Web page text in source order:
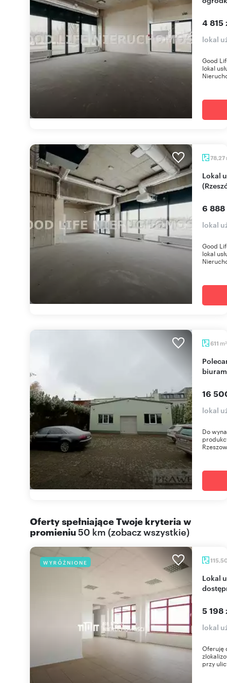
4 815
lokal
Good
lokal
78,27
Lokal usługowy 78 m² z ogródkiem przy plaży
6 888
lokal
Good
lokal
611 m2
Polecam przestronny lokal usługowo-handlowy z
16
lokal
Do
Oferty spełniające Twoje kryteria w
promieniu50 km (zobacz wszystkie)
WYRÓŻNIONE
Lokal użytkowy 115 m² - duży potencjał i
5 198
lokal
Oferuję
przy